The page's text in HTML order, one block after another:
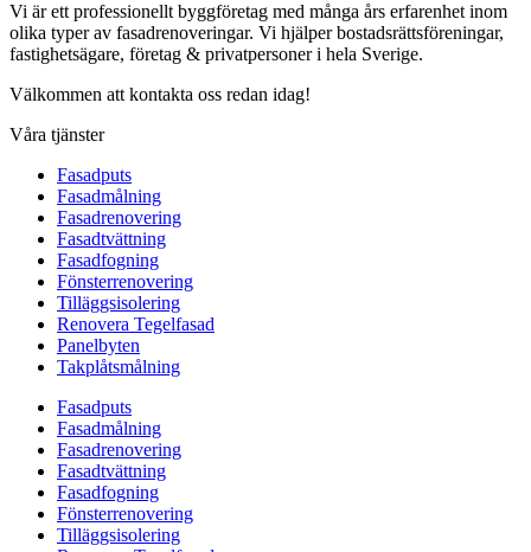
Vi är ett professionellt byggföretag med många års erfarenhet inom
olika typer av fasadrenoveringar. Vi hjälper bostadsrättsföreningar,
fastighetsägare, företag & privatpersoner i hela Sverige.
Välkommen att kontakta oss redan idag!
Våra tjänster
Fasadputs
Fasadmålning
Fasadrenovering
Fasadtvättning
Fasadfogning
Fönsterrenovering
Tilläggsisolering
Renovera Tegelfasad
Panelbyten
Takplåtsmålning
Fasadputs
Fasadmålning
Fasadrenovering
Fasadtvättning
Fasadfogning
Fönsterrenovering
Tilläggsisolering